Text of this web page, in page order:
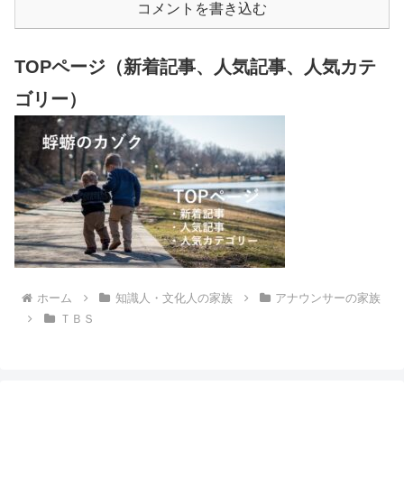
コメントを書き込む
TOPページ（新着記事、人気記事、人気カテ
ゴリー）
ホーム 知識人・文化人の家族
アナウンサーの家族
ＴＢＳ